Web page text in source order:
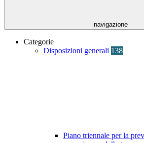
navigazione
Categorie
Disposizioni generali 138
Piano triennale per la